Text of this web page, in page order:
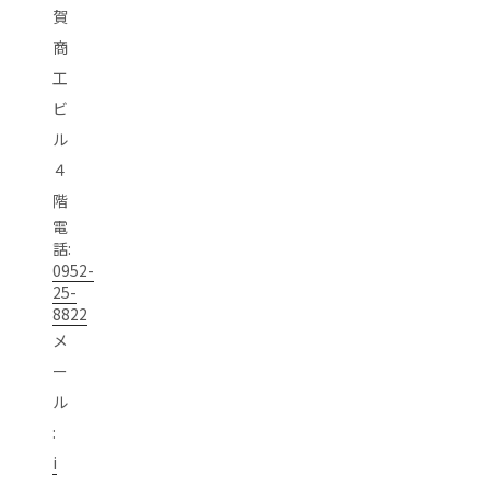
賀
商
工
ビ
ル
４
階
電
話:
0952-
25-
8822
メ
ー
ル
:
i